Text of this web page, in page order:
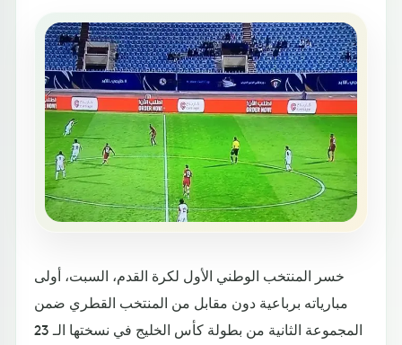
خسر المنتخب الوطني الأول لكرة القدم، السبت، أولى
مبارياته برباعية دون مقابل من المنتخب القطري ضمن
المجموعة الثانية من بطولة كأس الخليج في نسختها الـ 23